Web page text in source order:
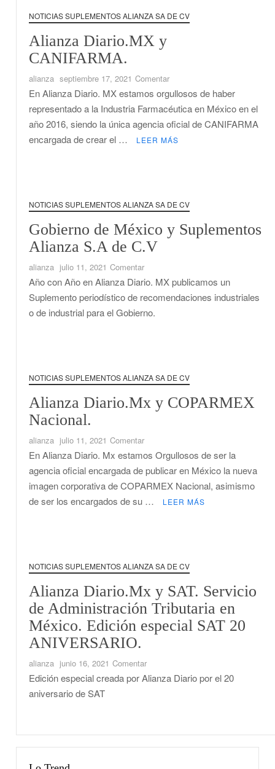
de
oficial
de
AMITI
CANIETI.
NOTICIAS SUPLEMENTOS ALIANZA SA DE CV
Alianza Diario.MX y
CANIFARMA.
alianza septiembre 17, 2021 Comentaren
Alianza
Diario.MX
CANIFARMA.
En Alianza Diario. MX estamos orgullosos de haber
representado a la Industria Farmacéutica en México en el
año 2016, siendo la única agencia oficial de CANIFARMA
encargada de crear el …
LEER MÁS
NOTICIAS SUPLEMENTOS ALIANZA SA DE CV
Gobierno de México y Suplementos
Alianza S.A de C.V
alianza julio 11, 2021 Comentaren
Gobierno
y
de
C.V
Año con Año en Alianza Diario. MX publicamos un
Suplemento periodístico de recomendaciones industriales
o de industrial para el Gobierno.
NOTICIAS SUPLEMENTOS ALIANZA SA DE CV
Alianza Diario.Mx y COPARMEX
Nacional.
alianza julio 11, 2021 Comentaren
Alianza
Diario.Mx
y
COPARMEX
Nacional.
En Alianza Diario. Mx estamos Orgullosos de ser la
agencia oficial encargada de publicar en México la nueva
imagen corporativa de COPARMEX Nacional, asimismo
de ser los encargados de su …
LEER MÁS
NOTICIAS SUPLEMENTOS ALIANZA SA DE CV
Alianza Diario.Mx y SAT. Servicio
de Administración Tributaria en
México. Edición especial SAT 20
ANIVERSARIO.
alianza junio 16, 2021 Comentaren
Alianza
Edición especial creada por Alianza Diario por el 20
aniversario de SAT